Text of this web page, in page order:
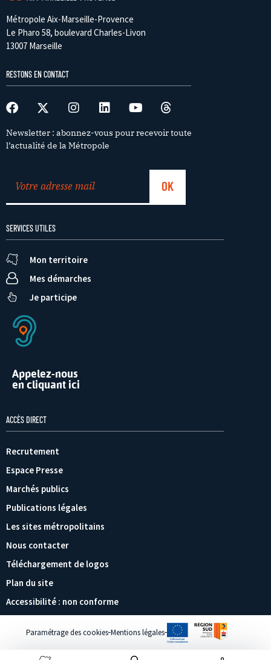
Métropole Aix-Marseille-Provence
Le Pharo 58, boulevard Charles-Livon
13007 Marseille
RESTONS EN CONTACT
Newsletter : abonnez-vous pour recevoir toute
l’actualité de la Métropole
SERVICES UTILES
Mon territoire
Mes démarches
Je participe
Appelez-nous
en cliquant ici
ACCÈS DIRECT
Recrutement
Espace Presse
Marchés publics
Publications légales
Les sites métropolitains
Nous contacter
Téléchargement de logos
Plan du site
Accessibilité : non conforme
Paramétrage des cookies Mentions légales